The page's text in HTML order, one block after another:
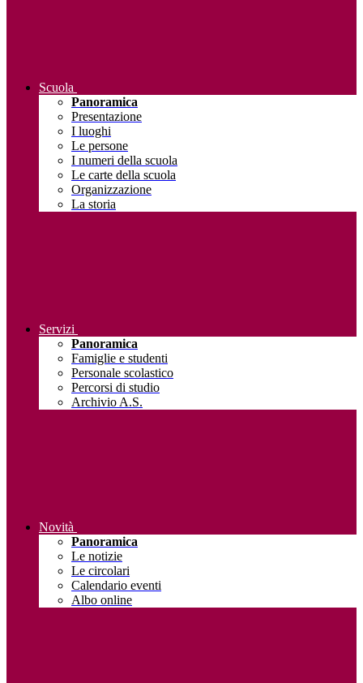
Scuola
Panoramica
Presentazione
I luoghi
Le persone
I numeri della scuola
Le carte della scuola
Organizzazione
La storia
Servizi
Panoramica
Famiglie e studenti
Personale scolastico
Percorsi di studio
Archivio A.S.
Novità
Panoramica
Le notizie
Le circolari
Calendario eventi
Albo online